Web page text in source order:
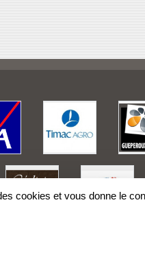
cookies et vous donne le